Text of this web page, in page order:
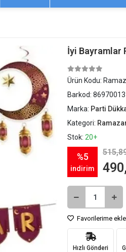
İyi Bayramlar
Ürün Kodu:
Barkod:
Marka: Parti
Kategori:
Stok: 20+
%5
indirim
Favorilerime ekle
Hızlı Gönderi